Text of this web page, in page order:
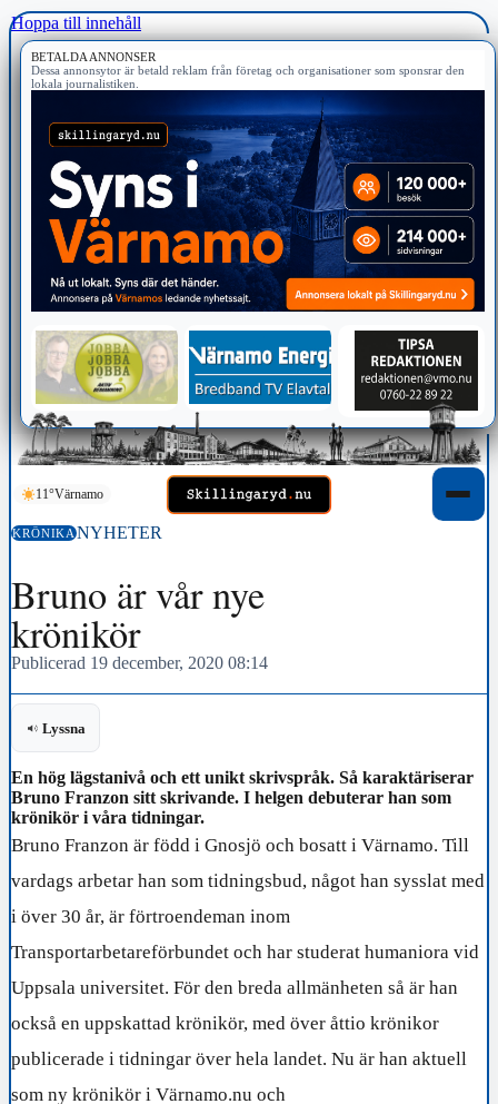
Hoppa till innehåll
BETALDA ANNONSER
Dessa annonsytor är betald reklam från företag och organisationer som sponsrar den
lokala journalistiken.
11°Värnamo
KRÖNIKANYHETER
Bruno är vår nye
krönikör
Publicerad 19 december, 2020 08:14
Lyssna
En hög lägstanivå och ett unikt skrivspråk. Så karaktäriserar
Bruno Franzon sitt skrivande. I helgen debuterar han som
krönikör i våra tidningar.
Bruno Franzon är född i Gnosjö och bosatt i Värnamo. Till
vardags arbetar han som tidningsbud, något han sysslat med
i över 30 år, är förtroendeman inom
Transportarbetareförbundet och har studerat humaniora vid
Uppsala universitet. För den breda allmänheten så är han
också en uppskattad krönikör, med över åttio krönikor
publicerade i tidningar över hela landet. Nu är han aktuell
som ny krönikör i Värnamo.nu och